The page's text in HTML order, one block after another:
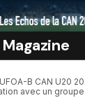
B CAN U20
avec un